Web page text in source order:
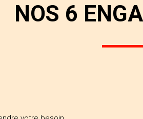
NOS 6